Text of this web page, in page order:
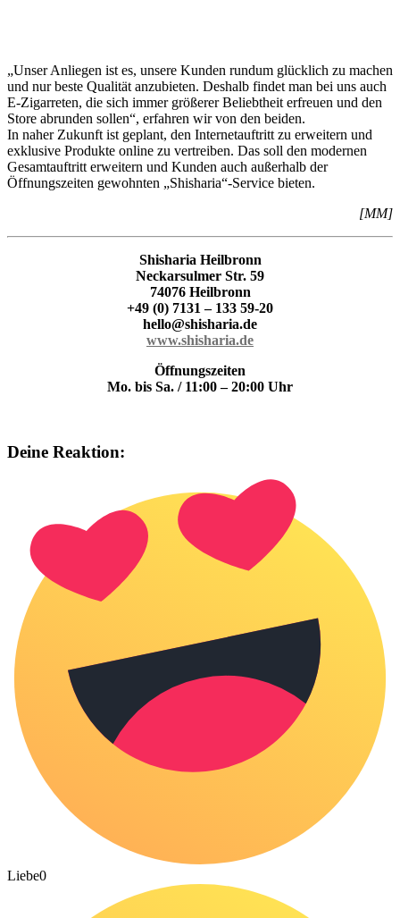
„Unser Anliegen ist es, unsere Kunden rundum glücklich zu machen
und nur beste Qualität anzubieten. Deshalb findet man bei uns auch
E-Zigarreten, die sich immer größerer Beliebtheit erfreuen und den
Store abrunden sollen“, erfahren wir von den beiden.
In naher Zukunft ist geplant, den Internetauftritt zu erweitern und
exklusive Produkte online zu vertreiben. Das soll den modernen
Gesamtauftritt erweitern und Kunden auch außerhalb der
Öffnungszeiten gewohnten „Shisharia“-Service bieten.
[MM]
Shisharia Heilbronn
Neckarsulmer Str. 59
74076 Heilbronn
+49 (0) 7131 – 133 59-20
hello@shisharia.de
www.shisharia.de
Öffnungszeiten
Mo. bis Sa. / 11:00 – 20:00 Uhr
Deine Reaktion:
Liebe0